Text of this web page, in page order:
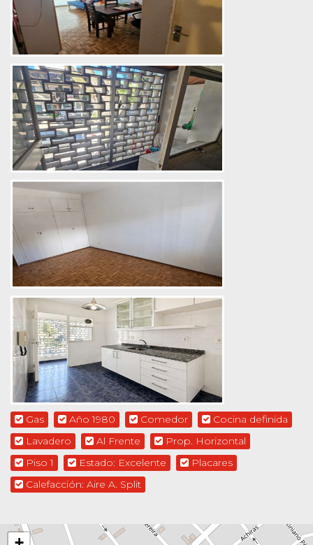
Gas Año 1980 Comedor
Cocina definida
Lavadero
Al Frente
Prop. Horizontal
Piso 1
Estado: Excelente
Placares
Calefacción: Aire A. Split